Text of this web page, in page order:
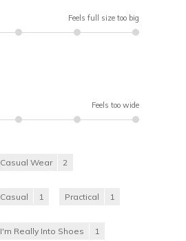
Feels full size too big
Feels too wide
Casual Wear 2
Casual 1 Practical 1
I'm Really Into Shoes 1